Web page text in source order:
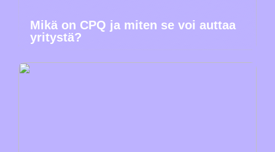
Mikä on CPQ ja miten se voi auttaa
yritystä?